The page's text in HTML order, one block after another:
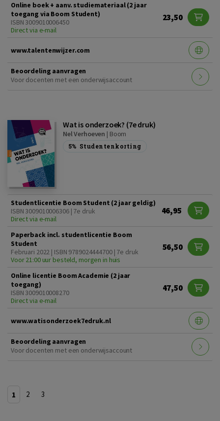
Online boek + aanv. studiemateriaal (2 jaar
toegang via Boom Student)
ISBN 3009010006450
Direct via e-mail
23,50
www.talentenwijzer.com
Beoordeling aanvragen
Voor docenten met een onderwijsaccount
Wat is onderzoek? (7e druk)
Nel Verhoeven | Boom
5% Studentenkorting
Studentlicentie Boom Student (2 jaar geldig)
ISBN 3009010006306 | 7e druk
Direct via e-mail
46,95
Paperback incl. studentlicentie Boom
Student
Februari 2022 | ISBN 9789024444700 | 7e druk
Voor 21:00 uur besteld, morgen in huis
56,50
Online licentie Boom Academie (2 jaar
toegang)
ISBN 3009010008270
Direct via e-mail
47,50
www.watisonderzoek7edruk.nl
Beoordeling aanvragen
Voor docenten met een onderwijsaccount
1 2 3